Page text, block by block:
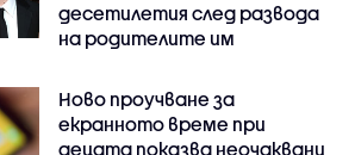
десетилетия след развода
на родителите им
Ново проучване за
екранното време при
децата показва неочаквани